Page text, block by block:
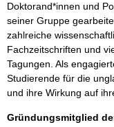
Doktorand*innen und
seiner Gruppe
zahlreiche
Fachzeitschriften und
Tagungen. Als
Studierende für die
und ihre Wirkung auf
Gründungsmitglied